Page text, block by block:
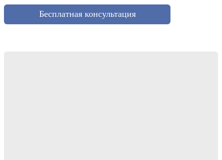
Бесплатная консультация